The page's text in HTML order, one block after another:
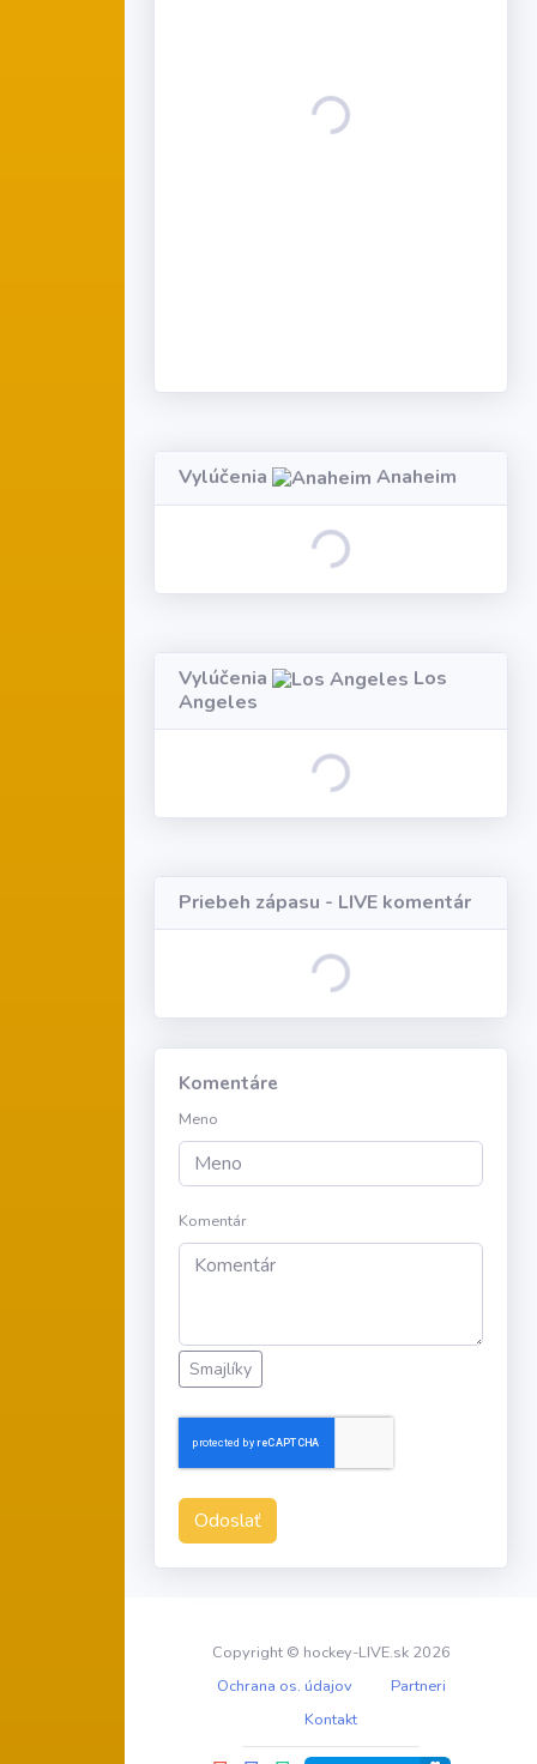
Loading...
Vylúčenia Anaheim
Loading...
Vylúčenia
Los
Angeles
Loading...
Priebeh zápasu - LIVE komentár
Loading...
Komentáre
Meno
Komentár
Smajlíky
Odoslať
Copyright © hockey-LIVE.sk 2026
Ochrana os. údajov
Partneri
Kontakt